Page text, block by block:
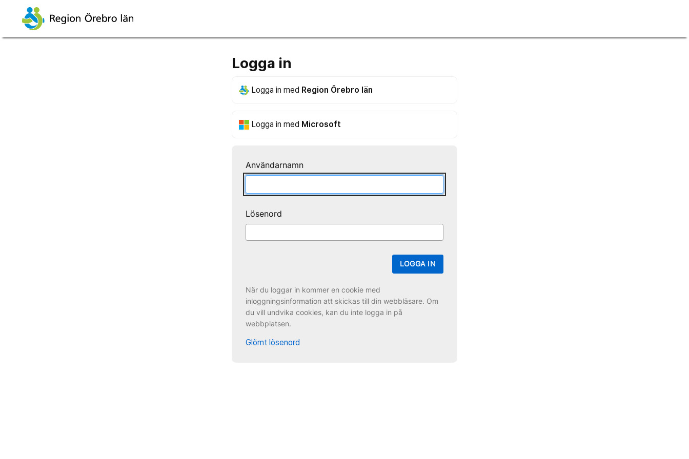
Logga in
Logga in med Region Örebro län
Logga in med Microsoft
Användarnamn
Lösenord
LOGGA IN
När du loggar in kommer en cookie med
inloggningsinformation att skickas till din webbläsare. Om
du vill undvika cookies, kan du inte logga in på
webbplatsen.
Glömt lösenord